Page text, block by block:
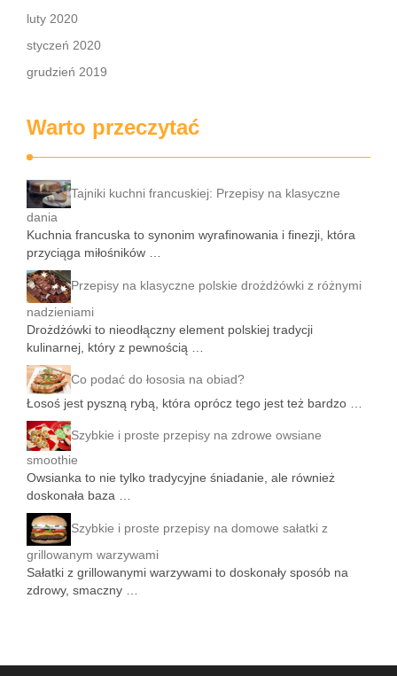
luty 2020
styczeń 2020
grudzień 2019
Warto przeczytać
Tajniki kuchni francuskiej: Przepisy na klasyczne
dania
Kuchnia francuska to synonim wyrafinowania i finezji, która
przyciąga miłośników …
Przepisy na klasyczne polskie drożdżówki z różnymi
nadzieniami
Drożdżówki to nieodłączny element polskiej tradycji
kulinarnej, który z pewnością …
Co podać do łososia na obiad?
Łosoś jest pyszną rybą, która oprócz tego jest też bardzo …
Szybkie i proste przepisy na zdrowe owsiane
smoothie
Owsianka to nie tylko tradycyjne śniadanie, ale również
doskonała baza …
Szybkie i proste przepisy na domowe sałatki z
grillowanym warzywami
Sałatki z grillowanymi warzywami to doskonały sposób na
zdrowy, smaczny …